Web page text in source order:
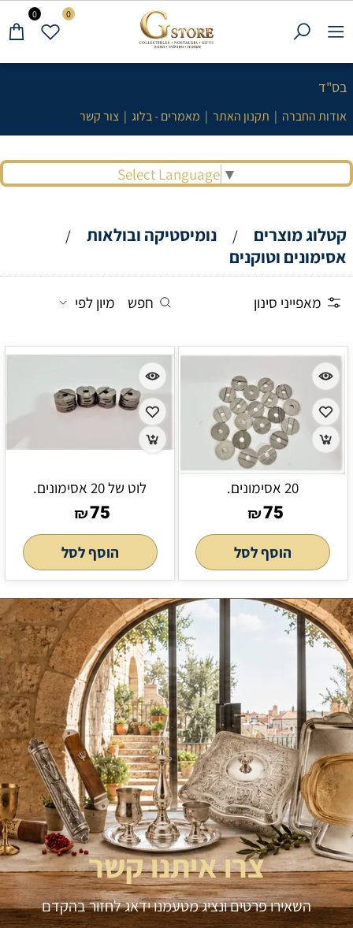
בס"ד
אודות החברה | תקנון האתר | מאמרים - בלוג | צור קשר
Select Language ▼
0 0
קטלוג מוצרים / נומיסטיקה ובולאות /
אסימונים וטוקנים
מאפייני סינון חפש מיון לפי
20 אסימונים.
₪75
הוסף לסל
לוט של 20 אסימונים.
₪75
הוסף לסל
צרו איתנו קשר
השאירו פרטים ונציג מטעמנו ידאג לחזור בהקדם